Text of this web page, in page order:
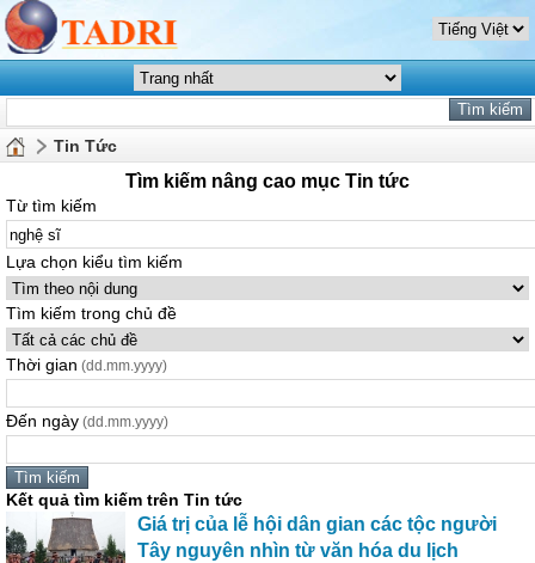
Tin Tức
Tìm kiếm nâng cao mục Tin tức
Từ tìm kiếm
Lựa chọn kiểu tìm kiếm
Tìm kiếm trong chủ đề
Thời gian (dd.mm.yyyy)
Đến ngày (dd.mm.yyyy)
Kết quả tìm kiếm trên Tin tức
Giá trị của lễ hội dân gian các tộc người
Tây nguyên nhìn từ văn hóa du lịch